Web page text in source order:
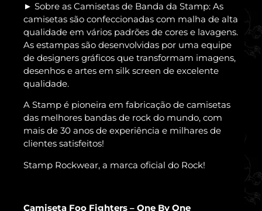
► Sobre as Camisetas de Banda da Stamp: As
camisetas são confeccionadas com malha de alta
qualidade em vários padrões de cores e lavagens.
As estampas são desenvolvidas por uma equipe
de designers gráficos que transformam imagens,
desenhos e artes em silk screen de excelente
qualidade.
A Stamp é pioneira em fabricação de camisetas
das melhores bandas de rock do mundo, com
mais de 30 anos de experiência e milhares de
clientes satisfeitos!
Stamp Rockwear, a marca oficial do Rock!
Camiseta Foo Fighters – One By One